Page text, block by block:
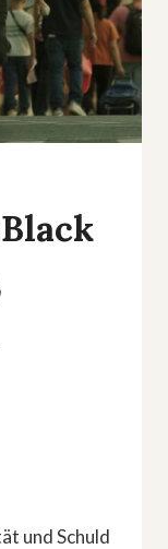
und Schuld